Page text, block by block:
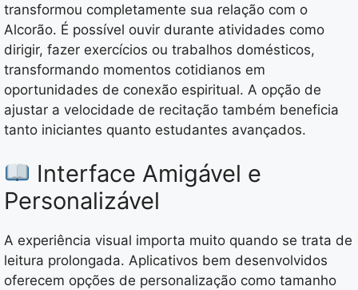
transformou completamente sua relação com o
Alcorão. É possível ouvir durante atividades como
dirigir, fazer exercícios ou trabalhos domésticos,
transformando momentos cotidianos em
oportunidades de conexão espiritual. A opção de
ajustar a velocidade de recitação também beneficia
tanto iniciantes quanto estudantes avançados.
Interface Amigável e
Personalizável
A experiência visual importa muito quando se trata de
leitura prolongada. Aplicativos bem desenvolvidos
oferecem opções de personalização como tamanho